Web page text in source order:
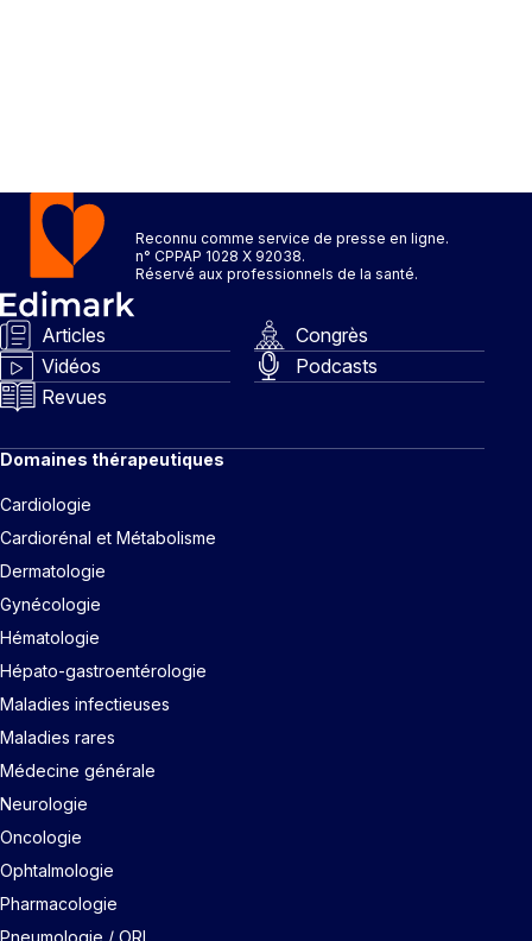
Reconnu comme service de presse en ligne.
n° CPPAP 1028 X 92038.
Réservé aux professionnels de la santé.
Articles
Congrès
Vidéos
Podcasts
Revues
Domaines thérapeutiques
Cardiologie
Cardiorénal et Métabolisme
Dermatologie
Gynécologie
Hématologie
Hépato-gastroentérologie
Maladies infectieuses
Maladies rares
Médecine générale
Neurologie
Oncologie
Ophtalmologie
Pharmacologie
Pneumologie / ORL